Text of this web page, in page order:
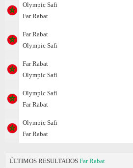
Olympic Safi
Far Rabat
Far Rabat
Olympic Safi
Far Rabat
Olympic Safi
Olympic Safi
Far Rabat
Olympic Safi
Far Rabat
ÚLTIMOS RESULTADOS Far Rabat